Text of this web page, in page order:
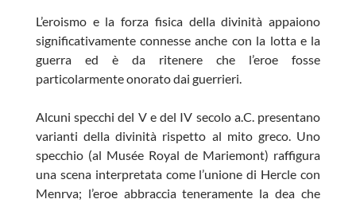
L’eroismo e la forza fisica della divinità appaiono
significativamente connesse anche con la lotta e la
guerra ed è da ritenere che l’eroe fosse
particolarmente onorato dai guerrieri.
Alcuni specchi del V e del IV secolo a.C. presentano
varianti della divinità rispetto al mito greco. Uno
specchio (al Musée Royal de Mariemont) raffigura
una scena interpretata come l’unione di Hercle con
Menrva; l’eroe abbraccia teneramente la dea che